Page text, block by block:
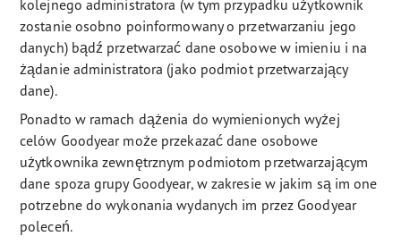
kolejnego administratora (w tym przypadku użytkownik
zostanie osobno poinformowany o przetwarzaniu jego
danych) bądź przetwarzać dane osobowe w imieniu i na
żądanie administratora (jako podmiot przetwarzający
dane).
Ponadto w ramach dążenia do wymienionych wyżej
celów Goodyear może przekazać dane osobowe
użytkownika zewnętrznym podmiotom przetwarzającym
dane spoza grupy Goodyear, w zakresie w jakim są im one
potrzebne do wykonania wydanych im przez Goodyear
poleceń.